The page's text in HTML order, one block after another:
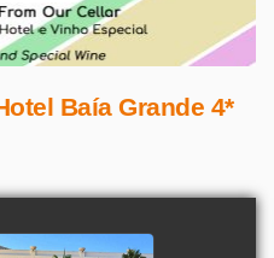
Baía Grande 4*